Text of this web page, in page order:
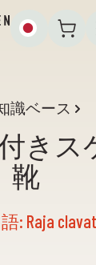
識ベース
きス
靴
: Raja